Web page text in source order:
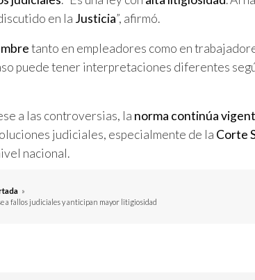
en la Justicia”, afirmó.
tanto en empleadores como en
puede tener interpretaciones diferentes
a las controversias, la norma continúa
judiciales, especialmente de la Corte
nacional.
»
a fallos judiciales y anticipan mayor litigiosidad